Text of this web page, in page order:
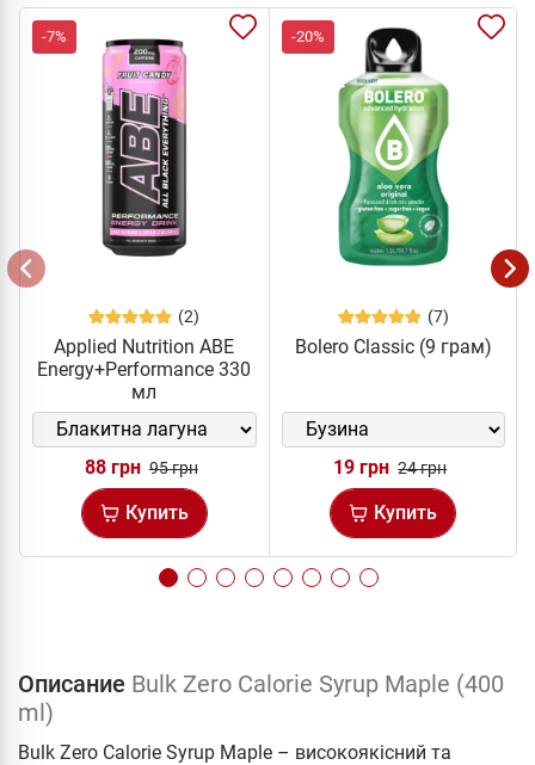
-7%
(2)
Applied Nutrition ABE
Energy+Performance 330
мл
88 грн 95 грн
Купить
-20%
(7)
Bolero Classic (9 грам)
19 грн 24 грн
Купить
Описание Bulk Zero Calorie Syrup Maple (400
ml)
Bulk Zero Calorie Syrup Maple – високоякісний та